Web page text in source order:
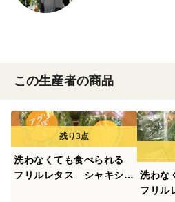
この生産者の商品
洗わなくても食べられる
フリルレタス シャキシャ
洗わな
フリル